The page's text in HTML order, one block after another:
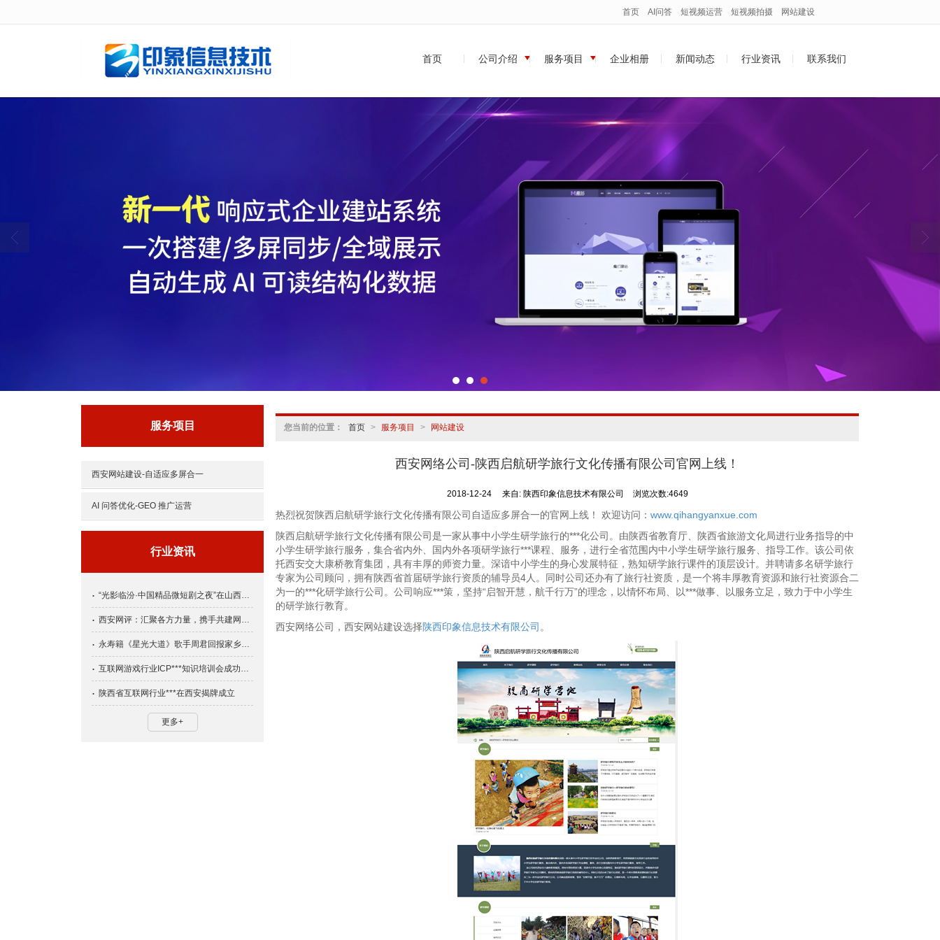
首页 AI问答 短视频运营 短视频拍摄 网站建设
首页 公司介绍 服务项目 企业相册 新闻动态 行业资讯 联系我们
您当前的位置： 首页 > 服务项目 > 网站建设
西安网络公司-陕西启航研学旅行文化传播有限公司官网上线！
2018-12-24 来自: 陕西印象信息技术有限公司 浏览次数:4649
热烈祝贺陕西启航研学旅行文化传播有限公司自适应多屏合一的官网上线！ 欢迎访问： www.qihangyanxue.com
陕西启航研学旅行文化传播有限公司是一家从事中小学生研学旅行的***化公司。由陕西省教育厅、陕西省旅游文化局进行业务指导的中
小学生研学旅行服务，集合省内外、国内外各项研学旅行***课程、服务，进行全省范围内中小学生研学旅行服务、指导工作。该公司依
托西安交大康桥教育集团，具有丰厚的师资力量。深谙中小学生的身心发展特征，熟知研学旅行课件的顶层设计。并聘请多名研学旅行
专家为公司顾问，拥有陕西省首届研学旅行资质的辅导员4人。同时公司还办有了旅行社资质，是一个将丰厚教育资源和旅行社资源合二
为一的***化研学旅行公司。公司响应***策，坚持“启智开慧，航千行万”的理念，以情怀布局、以***做事、以服务立足，致力于中小学生
的研学旅行教育。
西安网络公司，西安网站建设选择陕西印象信息技术有限公司 。
服务项目
西安网站建设-自适应多屏合一
AI 问答优化-GEO 推广运营
行业资讯
“光影临汾·中国精品微短剧之夜”在山西省临汾市举行
西安网评：汇聚各方力量，携手共建网络空间命运共同体
永寿籍《星光大道》歌手周君回报家乡公益演唱会在陕歌大剧院震撼开唱
互联网游戏行业ICP***知识培训会成功举办
陕西省互联网行业***在西安揭牌成立
更多+